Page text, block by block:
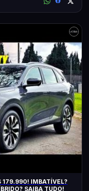
179.990! IMBATÍVEL?
SAIBA TUDO!